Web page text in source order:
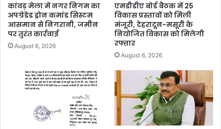
कांवड़ मेला में नगर निगम का
अपग्रेडेड ड्रोन कमांड सिस्टम
आसमान से निगरानी, जमीन
पर तुरंत कार्रवाई
August 6, 2026
एमडीडीए बोर्ड बैठक में 25
विकास प्रस्तावों को मिली
मंजूरी, देहरादून-मसूरी के
नियोजित विकास को मिलेगी
रफ्तार
August 6, 2026